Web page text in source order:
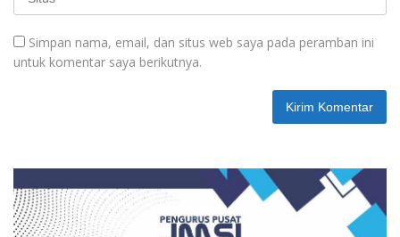
Simpan nama, email, dan situs web saya pada peramban ini
untuk komentar saya berikutnya.